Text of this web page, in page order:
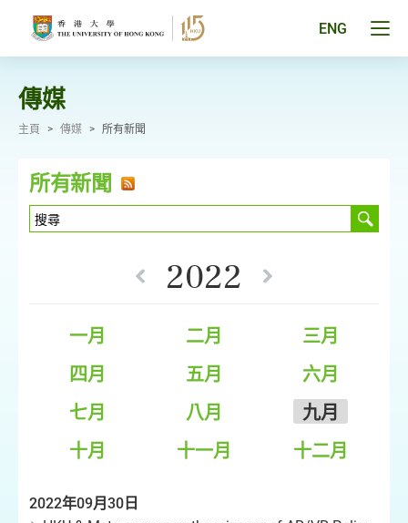
ENG
傳媒
主頁 > 傳媒 > 所有新聞
所有新聞
2022
一月 二月
三月
四月
五月
六月
七月
八月
九月
十月
十一月 十二月
2022年09月30日